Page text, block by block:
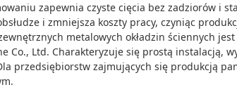
zapewnia czyste cięcia bez zadziorów i
i zmniejsza koszty pracy, czyniąc
metalowych okładzin ściennych
Co., Ltd. Charakteryzuje się prostą instalacją,
przedsiębiorstw zajmujących się produkcją